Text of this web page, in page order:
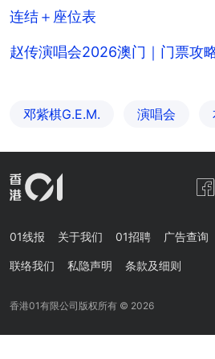
连结＋座位表
赵传演唱会2026澳门｜门票攻
邓紫棋G.E.M. 演唱会
01线报 关于我们 01招聘 广告查询
联络我们 私隐声明 条款及细则
香港01有限公司版权所有 © 2026